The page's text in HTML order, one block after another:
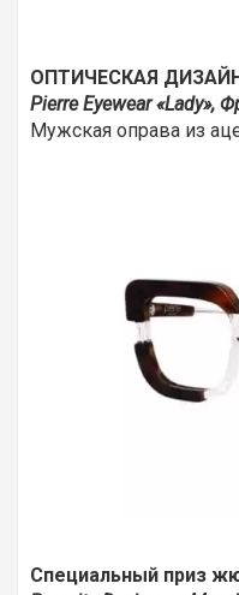
ОПТИЧЕСКАЯ
Pierre Eyewear «Lady»,
Мужская оправа из
Специальный приз